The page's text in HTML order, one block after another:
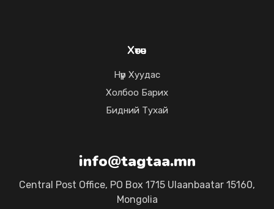
Хөтөч
Нүүр Хуудас
Холбоо Барих
Бидний Тухай
info@tagtaa.mn
Central Post Office, PO Box 1715 Ulaanbaatar 15160,
Mongolia